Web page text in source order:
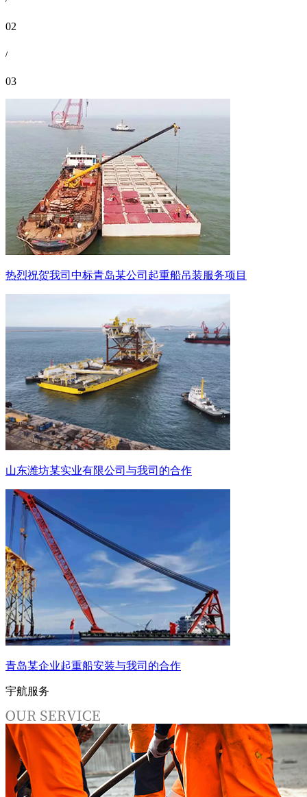
02
/
03
热烈祝贺我司中标青岛某公司起重船吊装服务项目
山东潍坊某实业有限公司与我司的合作
青岛某企业起重船安装与我司的合作
宇航服务